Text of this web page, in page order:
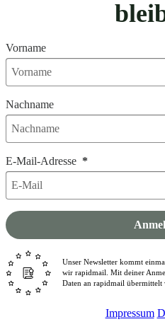
Vorname
Nachname
E-Mail-Adresse
Unser Newsletter kommt
wir rapidmail. Mit deiner
Daten an rapidmail übermittelt
Impressum